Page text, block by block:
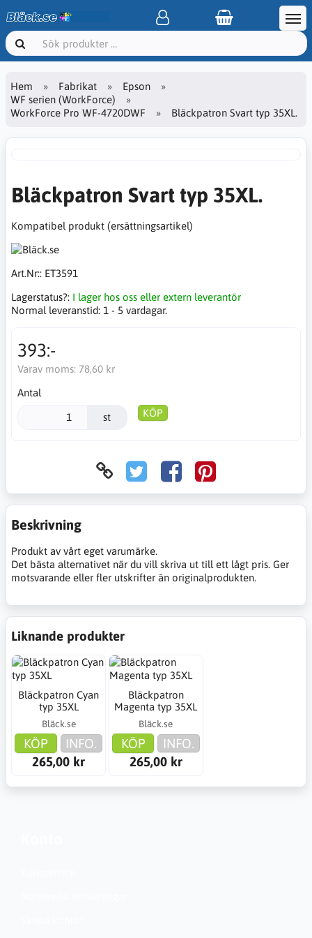
Hem Fabrikat
Epson
WF serien (WorkForce)
WorkForce Pro WF-4720DWF
Bläckpatron Svart typ 35XL.
Bläckpatron Svart typ 35XL.
Kompatibel produkt (ersättningsartikel)
Art.Nr:: ET3591
Lagerstatus?: I lager hos oss eller extern leverantör
Normal leveranstid: 1 - 5 vardagar.
393:-
Varav moms: 78,60 kr
Antal
st KÖP
Beskrivning
Produkt av vårt eget varumärke.
Det bästa alternativet när du vill skriva ut till ett lågt pris. Ger
motsvarande eller fler utskrifter än originalprodukten.
Liknande produkter
Bläckpatron Cyan
typ 35XL
Bläck.se
KÖP
INFO.
265,00 kr
Bläckpatron
Magenta typ 35XL
Bläck.se
KÖP
INFO.
265,00 kr